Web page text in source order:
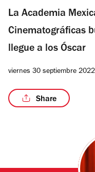
La Academia
Cinematográficas
llegue a los Óscar
viernes 30 septiembre 2022
Share